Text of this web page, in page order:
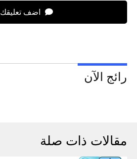
اضف تعليقك
رائج الآن
مقالات ذات صلة